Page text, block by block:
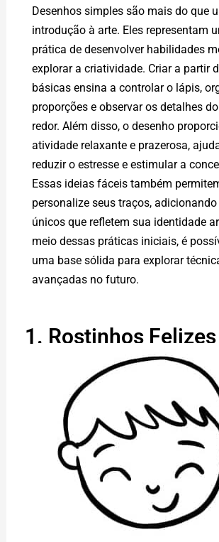
Desenhos simples são mais do que
introdução à arte. Eles representam
prática de desenvolver habilidades
explorar a criatividade. Criar a partir
básicas ensina a controlar o lápis,
proporções e observar os detalhes
redor. Além disso, o desenho
atividade relaxante e prazerosa,
reduzir o estresse e estimular a
Essas ideias fáceis também
personalize seus traços,
únicos que refletem sua identidade
meio dessas práticas iniciais, é
uma base sólida para explorar
avançadas no futuro.
1. Rostinhos Felizes